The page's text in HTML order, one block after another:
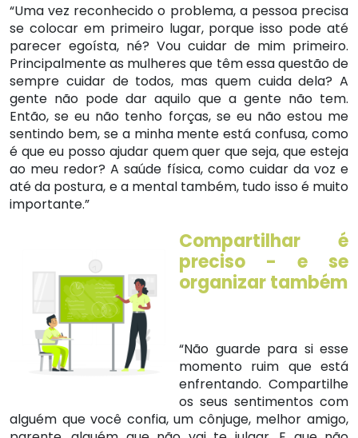
“Uma vez reconhecido o problema, a pessoa precisa
se colocar em primeiro lugar, porque isso pode até
parecer egoísta, né? Vou cuidar de mim primeiro.
Principalmente as mulheres que têm essa questão de
sempre cuidar de todos, mas quem cuida dela? A
gente não pode dar aquilo que a gente não tem.
Então, se eu não tenho forças, se eu não estou me
sentindo bem, se a minha mente está confusa, como
é que eu posso ajudar quem quer que seja, que esteja
ao meu redor? A saúde física, como cuidar da voz e
até da postura, e a mental também, tudo isso é muito
importante.”
Compartilhar é
preciso - e se
organizar também
“Não guarde para si esse
momento ruim que está
enfrentando. Compartilhe
os seus sentimentos com
alguém que você confia, um cônjuge, melhor amigo,